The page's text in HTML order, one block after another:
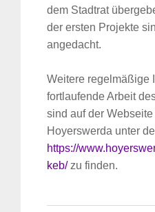
dem Stadtrat
der ersten Projekte
angedacht.
Weitere regelmäßige
fortlaufende Arbeit
sind auf der
Hoyerswerda unter
https://
keb/zu finden.